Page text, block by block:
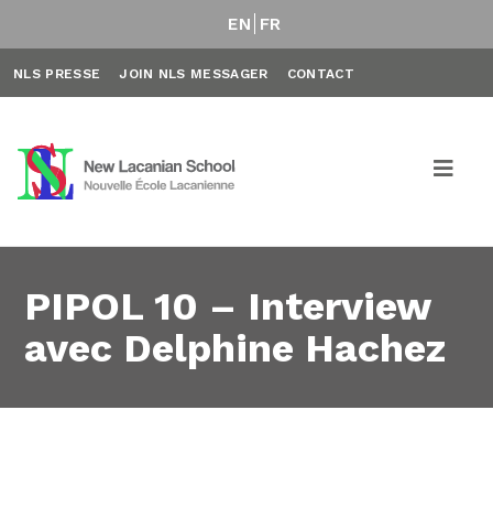
EN FR
NLS PRESSE JOIN NLS MESSAGER CONTACT
PIPOL 10 – Interview
avec Delphine Hachez